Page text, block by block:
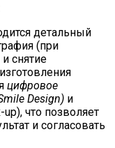
детальный
(при
снятие
цифровое
Design) и
что позволяет
и согласовать